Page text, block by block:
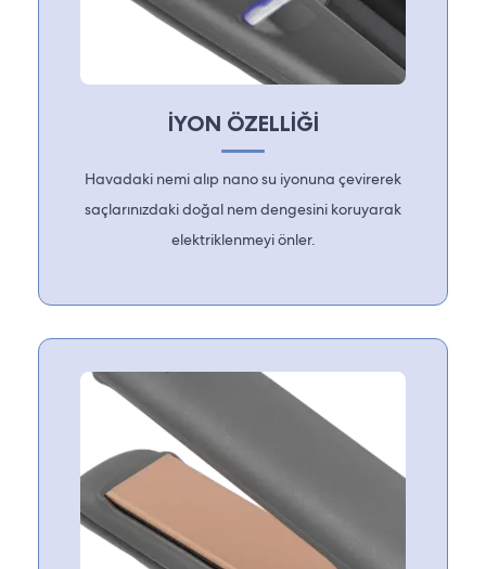
İYON ÖZELLİĞİ
Havadaki nemi alıp nano su iyonuna çevirerek
saçlarınızdaki doğal nem dengesini koruyarak
elektriklenmeyi önler.